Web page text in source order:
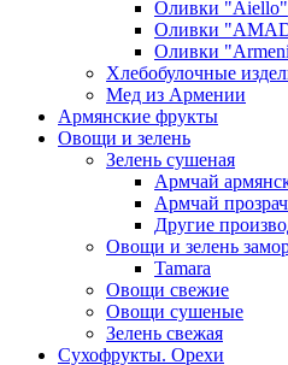
Оливки "Aiello"
Оливки
Оливки
Хлебобулочные
Мед из Армении
Армянские фрукты
Овощи и зелень
Зелень сушеная
Армчай
Армчай
Другие
Овощи и зелень
Tamara
Овощи свежие
Овощи сушеные
Зелень свежая
Сухофрукты. Орехи